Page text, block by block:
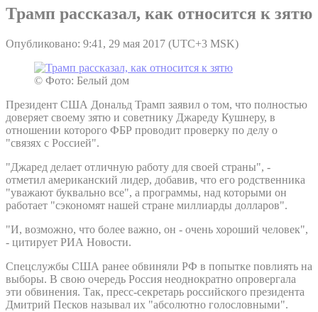
Трамп рассказал, как относится к зятю
Опубликовано: 9:41, 29 мая 2017 (UTC+3 MSK)
© Фото: Белый дом
Президент США Дональд Трамп заявил о том, что полностью
доверяет своему зятю и советнику Джареду Кушнеру, в
отношении которого ФБР проводит проверку по делу о
"связях с Россией".
"Джаред делает отличную работу для своей страны", -
отметил американский лидер, добавив, что его родственника
"уважают буквально все", а программы, над которыми он
работает "сэкономят нашей стране миллиарды долларов".
"И, возможно, что более важно, он - очень хороший человек",
- цитирует РИА Новости.
Спецслужбы США ранее обвиняли РФ в попытке повлиять на
выборы. В свою очередь Россия неоднократно опровергала
эти обвинения. Так, пресс-секретарь российского президента
Дмитрий Песков называл их "абсолютно голословными".